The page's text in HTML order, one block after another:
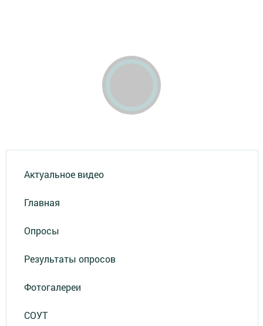
Актуальное видео
Главная
Опросы
Результаты опросов
Фотогалереи
СОУТ